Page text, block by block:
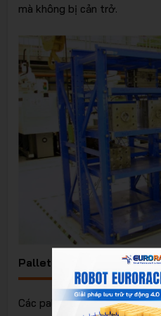
mà không bị cản trở.
Pallet chứa hàng
Các pallet cũng đóng góp